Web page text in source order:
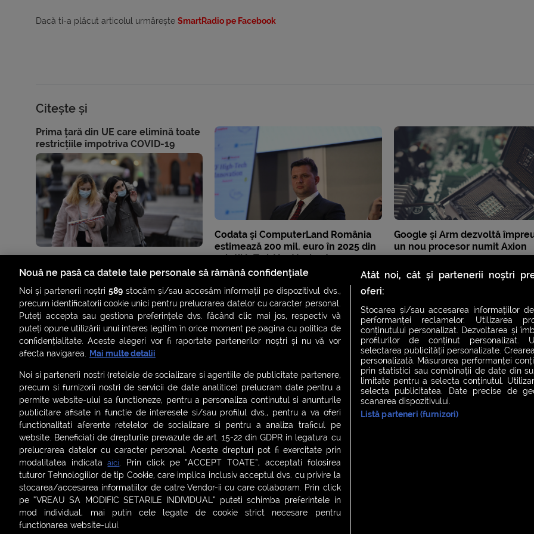
Dacă ti-a plăcut articolul urmărește SmartRadio pe Facebook
Citește și
Prima țară din UE care elimină toate
restricțiile împotriva COVID-19
Codata și ComputerLand România
estimează 200 mil. euro în 2025 din
soluții IoT și AI: „AI-ul este un
generator de forță de muncă”
Google și Arm dezvoltă
un nou procesor numit Axion
ȘTIRI SMART SHORTS LIVE FEVER BRUNCH FEVER NIGHT FEVER
ASCULTĂ ACUM RADIOURILE SMART
Termeni și condiții Politica de confidențialitate | Politica de cookies
Contact
Contact:office@smartradio.ro
Nouă ne pasă ca datele tale personale să rămână confidențiale
Noi și partenerii noștri589 stocăm și/sau accesăm informații pe dispozitivul dvs.,
precum identificatorii cookie unici pentru prelucrarea datelor cu caracter personal.
Puteți accepta sau gestiona preferințele dvs. făcând clic mai jos, respectiv vă
puteți opune utilizării unui interes legitim în orice moment pe pagina cu politica de
confidențialitate. Aceste alegeri vor fi raportate partenerilor noștri și nu vă vor
afecta navigarea. Mai multe detalii
Noi si partenerii nostri (retelele de socializare si agentiile de publicitate partenere,
precum si furnizorii nostri de servicii de date analitice) prelucram date pentru a
permite website-ului sa functioneze, pentru a personaliza continutul si anunturile
publicitare afisate in functie de interesele si/sau profilul dvs., pentru a va oferi
functionalitati aferente retelelor de socializare si pentru a analiza traficul pe
website. Beneficiati de drepturile prevazute de art. 15-22 din GDPR in legatura cu
prelucrarea datelor cu caracter personal. Aceste drepturi pot fi exercitate prin
modalitatea indicataaici. Prin click pe “ACCEPT TOATE”, acceptati folosirea
tuturor Tehnologiilor de tip Cookie, care implica inclusiv acceptul dvs. cu privire la
stocarea/accesarea informatiilor de catre Vendor-ii cu care colaboram. Prin click
pe “VREAU SA MODIFIC SETARILE INDIVIDUAL” puteti schimba preferintele in
mod individual, mai putin cele legate de cookie strict necesare pentru
functionarea website-ului.
Atât noi, cât și partenerii noștri
oferi:
Stocarea și/sau accesarea informațiilor
performanței reclamelor. Utilizarea
conținutului personalizat. Dezvoltarea și
profilurilor de conținut personalizat.
selectarea publicității personalizate.
personalizată. Măsurarea performanței
prin statistici sau combinații de date din
limitate pentru a selecta conținutul.
selecta publicitatea. Date precise de
scanarea dispozitivului.
Listă parteneri (furnizori)